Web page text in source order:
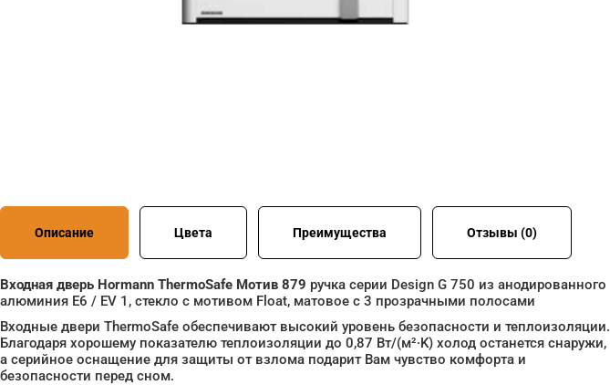
Описание Цвета Преимущества Отзывы (0)
Входная дверь Hormann ThermoSafe Мотив 879 ручка серии Design G 750 из анодированного
алюминия E6 / EV 1, стекло с мотивом Float, матовое с 3 прозрачными полосами
Входные двери ThermoSafe обеспечивают высокий уровень безопасности и теплоизоляции.
Благодаря хорошему показателю теплоизоляции до 0,87 Вт/(м²·K) холод останется снаружи,
а серийное оснащение для защиты от взлома подарит Вам чувство комфорта и
безопасности перед сном.